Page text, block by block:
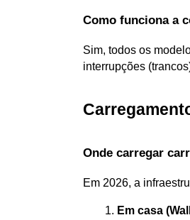
Como funciona a
Sim, todos os
interrupções
Onde carregar
Em 2026, a
Em casa